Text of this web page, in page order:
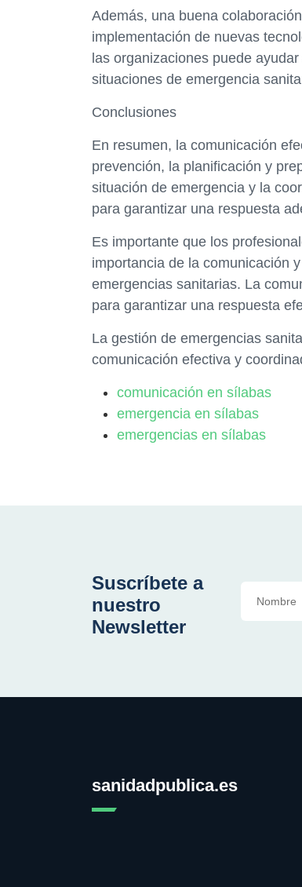
Además, una buena
implementación de nuevas
las organizaciones puede
situaciones de emergencia
Conclusiones
En resumen, la comunicación
prevención, la planificación y
situación de emergencia y la
para garantizar una respuesta
Es importante que los
importancia de la comunicación
emergencias sanitarias. La
para garantizar una respuesta
La gestión de emergencias
comunicación efectiva y
comunicación en sílabas
emergencia en sílabas
emergencias en sílabas
Suscríbete a
nuestro
Newsletter
sanidadpublica.es